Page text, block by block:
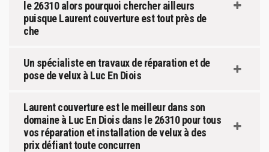
le 26310 alors pourquoi chercher ailleurs
puisque Laurent couverture est tout près de
che
Un spécialiste en travaux de réparation et de
pose de velux à Luc En Diois
Laurent couverture est le meilleur dans son
domaine à Luc En Diois dans le 26310 pour tous
vos réparation et installation de velux à des
prix défiant toute concurren